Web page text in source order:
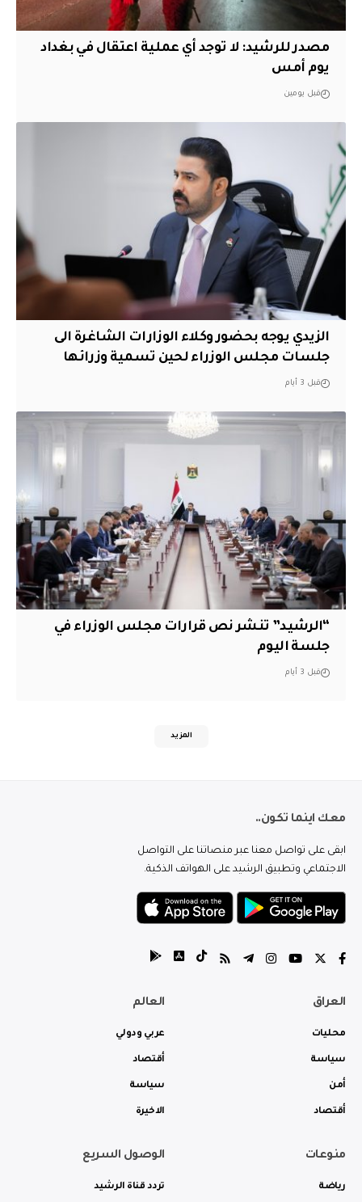
مصدر للرشيد: لا توجد أي عملية اعتقال في بغداد
يوم أمس
قبل يومين
الزيدي يوجه بحضور وكلاء الوزارات الشاغرة الى
جلسات مجلس الوزراء لحين تسمية وزرائها
قبل 3 أيام
“الرشيد” تنشر نص قرارات مجلس الوزراء في
جلسة اليوم
قبل 3 أيام
المزيد
معك اينما تكون..
ابقى على تواصل معنا عبر منصاتنا على التواصل
الاجتماعي وتطبيق الرشيد على الهواتف الذكية.
العراق
محليات
سياسة
أمن
أقتصاد
العالم
عربي ودولي
أقتصاد
سياسة
الاخيرة
منوعات
رياضة
الوصول السريع
تردد قناة الرشيد